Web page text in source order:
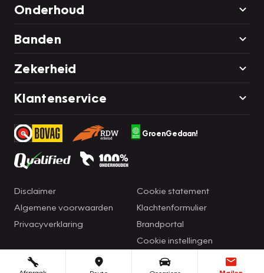
Onderhoud
Banden
Zekerheid
Klantenservice
GroenGedaan!
Disclaimer
Algemene voorwaarden
Privacyverklaring
Cookie statement
Klachtenformulier
Brandportal
Cookie instellingen